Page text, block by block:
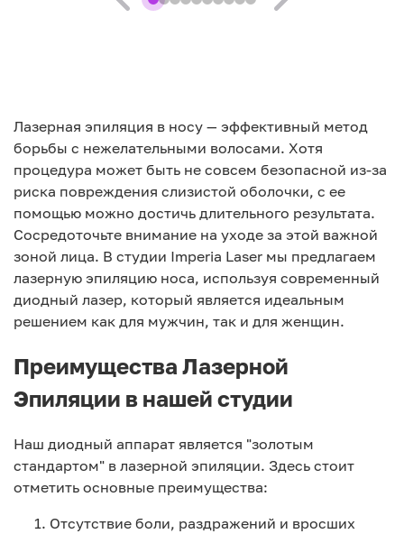
Лазерная эпиляция в носу — эффективный метод
борьбы с нежелательными волосами. Хотя
процедура может быть не совсем безопасной из-за
риска повреждения слизистой оболочки, с ее
помощью можно достичь длительного результата.
Сосредоточьте внимание на уходе за этой важной
зоной лица. В студии Imperia Laser мы предлагаем
лазерную эпиляцию носа, используя современный
диодный лазер, который является идеальным
решением как для мужчин, так и для женщин.
Преимущества Лазерной
Эпиляции в нашей студии
Наш диодный аппарат является "золотым
стандартом" в лазерной эпиляции. Здесь стоит
отметить основные преимущества:
Отсутствие боли, раздражений и вросших